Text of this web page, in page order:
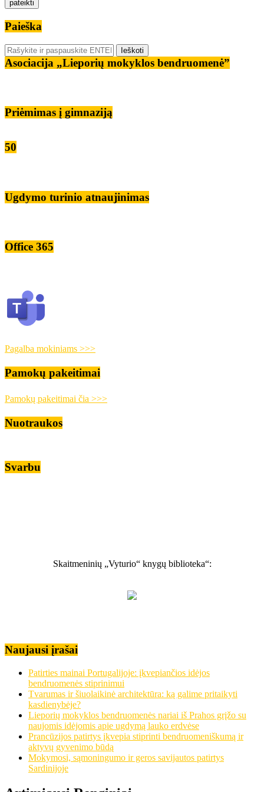
Paieška
Asociacija „Lieporių mokyklos bendruomenė”
Priėmimas į gimnaziją
50
Ugdymo turinio atnaujinimas
Office 365
Pagalba mokiniams >>>
Pamokų pakeitimai
Pamokų pakeitimai čia >>>
Nuotraukos
Svarbu
Skaitmeninių „Vyturio“ knygų biblioteka“:
Naujausi įrašai
Patirties mainai Portugalijoje: įkvepiančios idėjos
bendruomenės stiprinimui
Tvarumas ir šiuolaikinė architektūra: ką galime pritaikyti
kasdienybėje?
Lieporių mokyklos bendruomenės nariai iš Prahos grįžo su
naujomis idėjomis apie ugdymą lauko erdvėse
Prancūzijos patirtys įkvepia stiprinti bendruomeniškumą ir
aktyvų gyvenimo būdą
Mokymosi, sąmoningumo ir geros savijautos patirtys
Sardinijoje